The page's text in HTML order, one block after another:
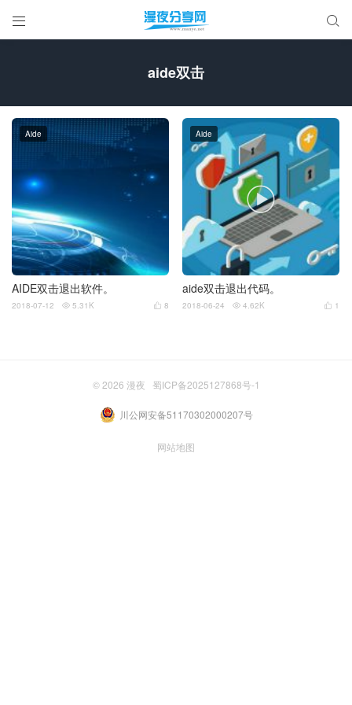
 
aide双击
AIDE双击退出软件。
Aide
 8
2018-07-12  5.31K

aide双击退出代码。
Aide
 1
2018-06-24  4.62K
© 2026 漫夜 蜀ICP备2025127868号-1
川公网安备51170302000207号
网站地图